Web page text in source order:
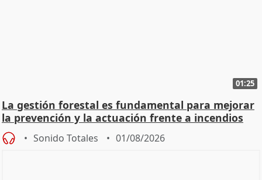
01:25
La gestión forestal es fundamental para mejorar
la prevención y la actuación frente a incendios
Sonido Totales 01/08/2026